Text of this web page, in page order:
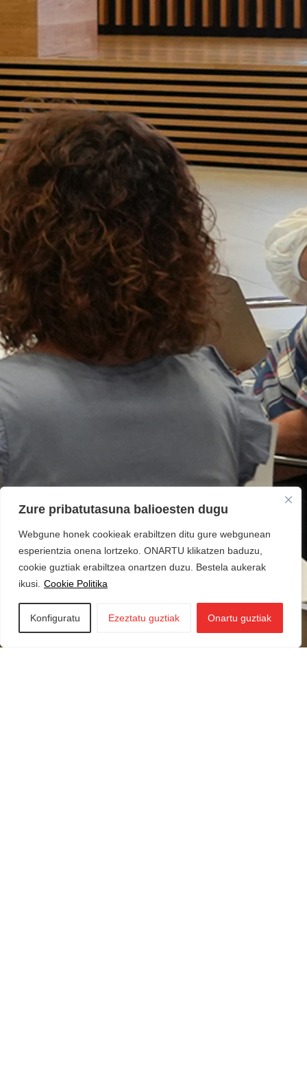
Zure pribatutasuna balioesten dugu
Webgune honek cookieak erabiltzen ditu gure webgunean
esperientzia onena lortzeko. ONARTU klikatzen baduzu,
cookie guztiak erabiltzea onartzen duzu. Bestela aukerak
ikusi. Cookie Politika
Konfiguratu Ezeztatu guztiak Onartu guztiak